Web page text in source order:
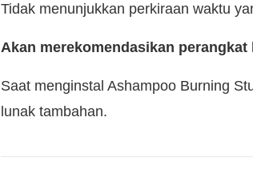
Tidak menunjukkan perkiraan waktu
Akan merekomendasikan perangkat
Saat menginstal Ashampoo Burning
lunak tambahan.